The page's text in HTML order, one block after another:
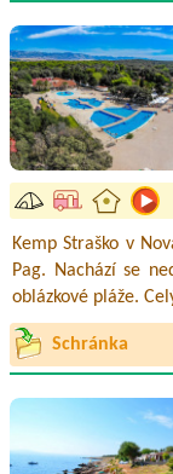
Kemp Straško v
Pag. Nachází se
oblázkové pláže.
Schránka